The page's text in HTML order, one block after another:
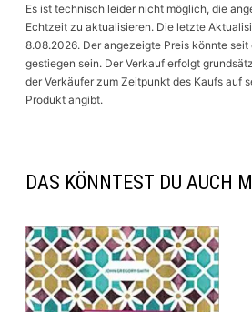
Es ist technisch leider nicht möglich, die
Echtzeit zu aktualisieren. Die letzte
8.08.2026. Der angezeigte Preis könnte
gestiegen sein. Der Verkauf erfolgt
der Verkäufer zum Zeitpunkt des Kaufs auf
Produkt angibt.
DAS KÖNNTEST DU AUCH